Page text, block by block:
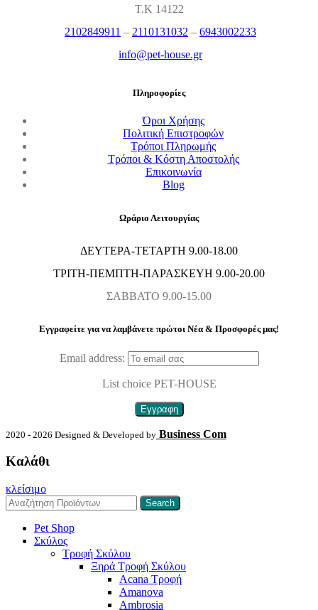
Τ.Κ 14122
2102849911 – 2110131032 – 6943002233
info@pet-house.gr
Πληροφορίες
Όροι Χρήσης
Πολιτική Επιστροφών
Τρόποι Πληρωμής
Τρόποι & Κόστη Αποστολής
Επικοινωνία
Blog
Ωράριο Λειτουργίας
ΔΕΥΤΕΡΑ-ΤΕΤΑΡΤΗ 9.00-18.00
ΤΡΙΤΗ-ΠΕΜΠΤΗ-ΠΑΡΑΣΚΕΥΗ 9.00-20.00
ΣΑΒΒΑΤΟ 9.00-15.00
Εγγραφείτε για να λαμβάνετε πρώτοι Nέα & Προσφορές μας!
Email address:
List choice PET-HOUSE
2020 - 2026 Designed & Developed by Business Com
Καλάθι
κλείσιμο
Search
Pet Shop
Σκύλος
Τροφή Σκύλου
Ξηρά Τροφή Σκύλου
Acana Τροφή
Amanova
Ambrosia